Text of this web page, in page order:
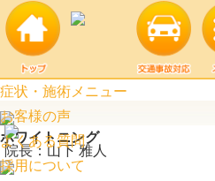
ホワイトニング | 阿見町口コミ上位の
症状・施術メニュー
お客様の声
よくある質問
採用について
院長：山下 雅人
ホワイトニング